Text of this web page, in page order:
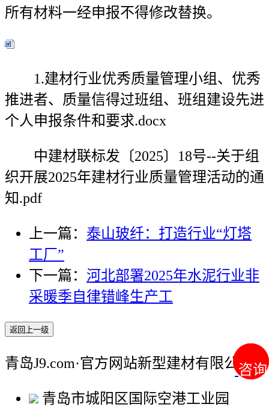
咨询
咨询
所有材料一经申报不得修改替换。
1.建材行业优秀质量管理小组、优秀
推进者、质量信得过班组、班组建设先进
个人申报条件和要求.docx
中建材联标发〔2025〕18号--关于组
织开展2025年建材行业质量管理活动的通
知.pdf
上一篇： 泰山玻纤：打造行业“灯塔
工厂”
下一篇： 河北部署2025年水泥行业非
采暖季自律错峰生产工
返回上一级
青岛J9.com·官方网站新型建材有限公司
青岛市城阳区国际空港工业园